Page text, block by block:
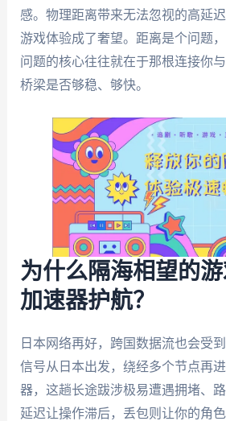
感。物理距离带来无法忽视的高延
游戏体验成了奢望。距离是个问题，
问题的核心往往就在于那根连接你
桥梁是否够稳、够快。
为什么隔海相望的
加速器护航？
日本网络再好，跨国数据流也会受
信号从日本出发，绕经多个节点再
器，这趟长途跋涉极易遭遇拥堵、
延迟让操作滞后，丢包则让你的角